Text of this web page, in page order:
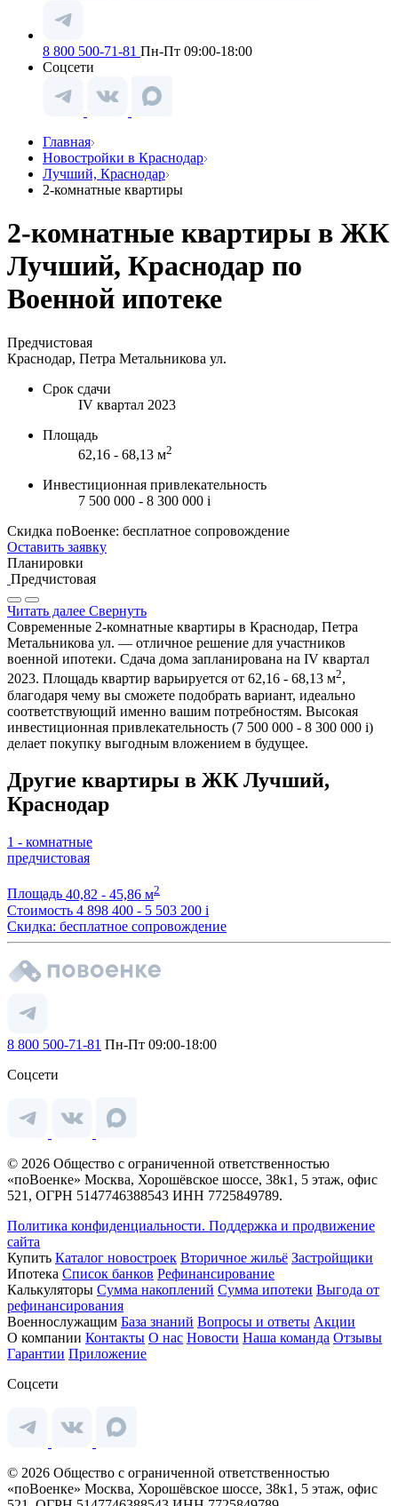
8 800 500-71-81 Пн-Пт 09:00-18:00
Соцсети
Главная
Новостройки в Краснодар
Лучший, Краснодар
2-комнатные квартиры
2-комнатные квартиры в ЖК
Лучший, Краснодар по
Военной ипотеке
Предчистовая
Краснодар, Петра Метальникова ул.
Срок сдачи
IV квартал 2023
Площадь
62,16 - 68,13 м2
Инвестиционная привлекательность
7 500 000 - 8 300 000 i
Скидка поВоенке: бесплатное сопровождение
Оставить заявку
Планировки
Предчистовая
Читать далее Свернуть
Современные 2-комнатные квартиры в Краснодар, Петра
Метальникова ул. — отличное решение для участников
военной ипотеки. Сдача дома запланирована на IV квартал
2023. Площадь квартир варьируется от 62,16 - 68,13 м2,
благодаря чему вы сможете подобрать вариант, идеально
соответствующий именно вашим потребностям. Высокая
инвестиционная привлекательность (7 500 000 - 8 300 000 i)
делает покупку выгодным вложением в будущее.
Другие квартиры в ЖК Лучший,
Краснодар
1 - комнатные
предчистовая
Площадь 40,82 - 45,86 м2
Стоимость 4 898 400 - 5 503 200 i
Скидка: бесплатное сопровождение
8 800 500-71-81 Пн-Пт 09:00-18:00
Соцсети
© 2026 Общество с ограниченной ответственностью
«поВоенке» Москва, Хорошёвское шоссе, 38к1, 5 этаж, офис
521, ОГРН 5147746388543 ИНН 7725849789.
Политика конфиденциальности. Поддержка и продвижение
сайта
Купить Каталог новостроек Вторичное жильё Застройщики
Ипотека Список банков Рефинансирование
Калькуляторы Сумма накоплений Сумма ипотеки Выгода от
рефинансирования
Военнослужащим База знаний Вопросы и ответы Акции
О компании Контакты О нас Новости Наша команда Отзывы
Гарантии Приложение
Соцсети
© 2026 Общество с ограниченной ответственностью
«поВоенке» Москва, Хорошёвское шоссе, 38к1, 5 этаж, офис